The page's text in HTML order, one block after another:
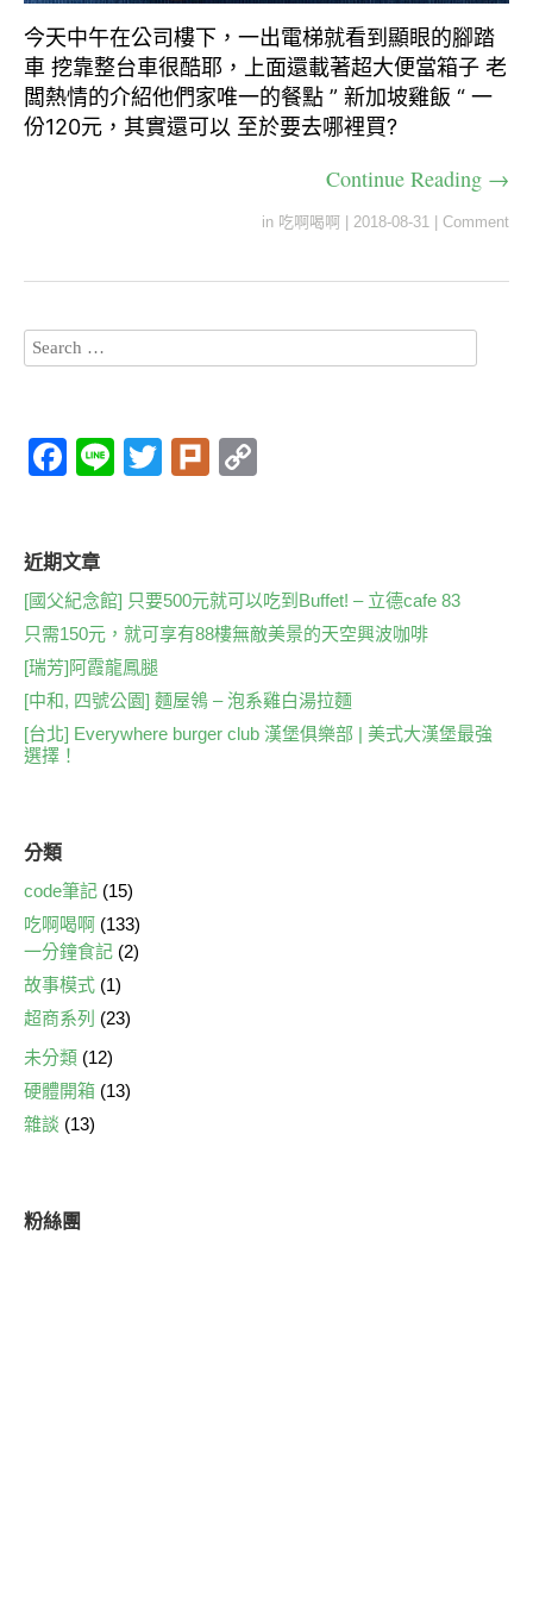
今天中午在公司樓下，一出電梯就看到顯眼的腳踏
車 挖靠整台車很酷耶，上面還載著超大便當箱子 老
闆熱情的介紹他們家唯一的餐點 ” 新加坡雞飯 “ 一
份120元，其實還可以 至於要去哪裡買?
Continue Reading →
in 吃啊喝啊 2018-08-31 Comment
F
e
b
o
o
k
Li
T
Pl
Li
n
k
近期文章
[國父紀念館] 只要500元就可以吃到Buffet! – 立德cafe 83
只需150元，就可享有88樓無敵美景的天空興波咖啡
[瑞芳]阿霞龍鳳腿
[中和, 四號公園] 麵屋鴒 – 泡系雞白湯拉麵
[台北] Everywhere burger club 漢堡俱樂部 | 美式大漢堡最強
選擇！
分類
code筆記 (15)
吃啊喝啊 (133)
一分鐘食記 (2)
故事模式 (1)
超商系列 (23)
未分類 (12)
硬體開箱 (13)
雜談 (13)
粉絲團